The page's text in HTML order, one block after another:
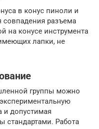
в конус пиноли и
разъема
на конусе инструмента
лапки, не
группы можно
и допустимая
стандартами. Работа